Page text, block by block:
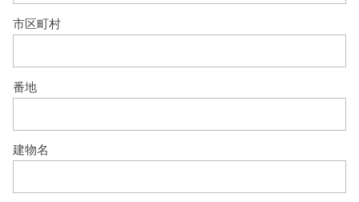
市区町村
番地
建物名